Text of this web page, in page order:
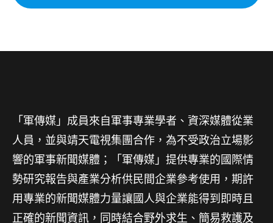
「軍傳媒」成員來自軍事專業學者、資深媒體從業
人員，並與靖天電視集團合作，為不受政治立場影
響的軍事新聞媒體；「軍傳媒」提供專業的國際情
勢研究報告與產業分析供民間企業參考使用，期許
用專業的新聞媒體力量讓國人與企業能得到即時且
正確的新聞資訊，同時結合野外求生、簡易救護及